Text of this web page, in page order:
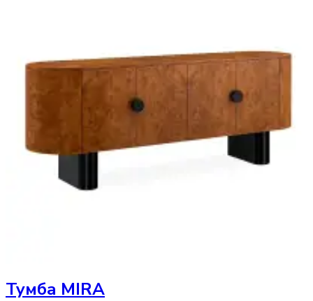
Тумба MIRA